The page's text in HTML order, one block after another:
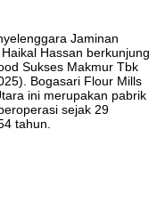
Jaminan
Hassan berkunjung
Sukses Makmur Tbk
Bogasari Flour Mills
ini merupakan pabrik
sejak 29
tahun.